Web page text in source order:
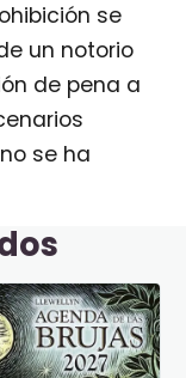
se
un notorio
de pena a
se ha